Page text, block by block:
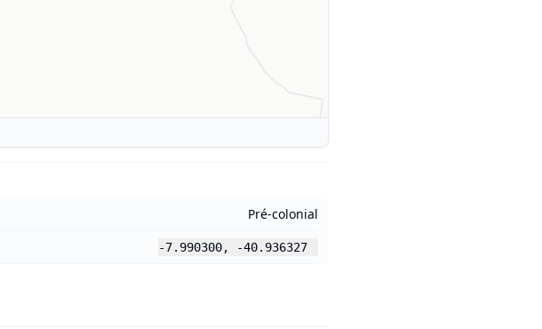
Pré-colonial
-7.990300, -40.936327